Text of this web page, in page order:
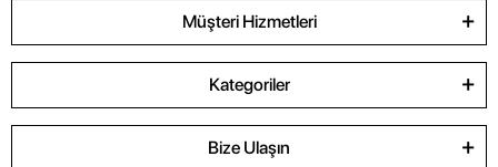
Müşteri Hizmetleri
Kategoriler
Bize Ulaşın